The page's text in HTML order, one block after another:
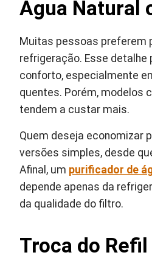
Água Natural
Muitas pessoas preferem
refrigeração. Esse detalhe
conforto, especialmente
quentes. Porém, modelos
tendem a custar mais.
Quem deseja economizar
versões simples, desde
Afinal, um purificador de
depende apenas da
da qualidade do filtro.
Troca do Refil